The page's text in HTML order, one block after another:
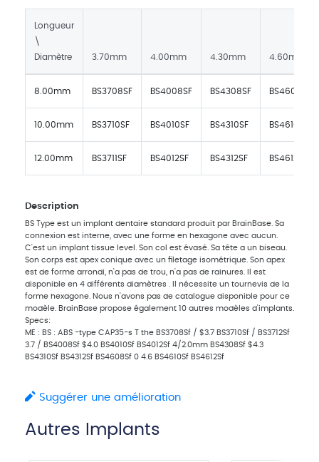
Longueur
\
Diamètre
3.70mm 4.00mm 4.30mm 4.60mm
8.00mm BS3708SF BS4008SF BS4308SF BS4608SF
10.00mm BS3710SF BS4010SF BS4310SF BS4610SF
12.00mm BS3711SF BS4012SF BS4312SF BS4612SF
Description
BS Type est un implant dentaire standard produit par BrainBase. Sa
connexion est interne, avec une forme en hexagone avec aucun.
C'est un implant tissue level. Son col est évasé. Sa tête a un biseau.
Son corps est apex conique avec un filetage isométrique. Son apex
est de forme arrondi, n'a pas de trou, n'a pas de rainures. Il est
disponible en 4 différents diamètres . Il nécessite un tournevis de la
forme hexagone. Nous n'avons pas de catalogue disponible pour ce
modèle. BrainBase propose également 10 autres modèles d'implants.
Specs:
ME : BS : ABS -type CAP35-s T the BS3708Sf / $3.7 BS3710Sf / BS3712Sf
3.7 / BS4008Sf $4.0 BS4010Sf BS4012Sf 4/2.0mm BS4308Sf $4.3
BS4310Sf BS4312Sf BS4608Sf 0 4.6 BS4610Sf BS4612Sf
Suggérer une amélioration
Autres Implants